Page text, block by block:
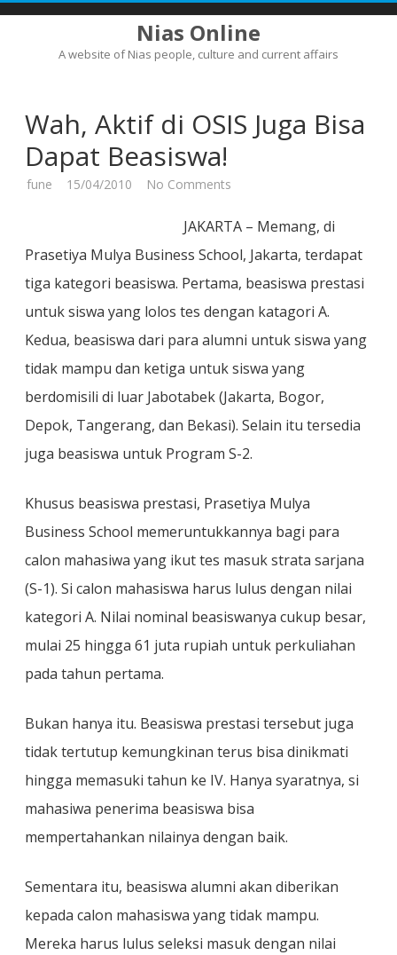
Nias Online
A website of Nias people, culture and current affairs
Wah, Aktif di OSIS Juga Bisa
Dapat Beasiswa!
fune 15/04/2010 No Comments
di
OSIS
Juga
Bisa
Beasiswa!
JAKARTA – Memang, di
Prasetiya Mulya Business School, Jakarta, terdapat
tiga kategori beasiswa. Pertama, beasiswa prestasi
untuk siswa yang lolos tes dengan katagori A.
Kedua, beasiswa dari para alumni untuk siswa yang
tidak mampu dan ketiga untuk siswa yang
berdomisili di luar Jabotabek (Jakarta, Bogor,
Depok, Tangerang, dan Bekasi). Selain itu tersedia
juga beasiswa untuk Program S-2.
Khusus beasiswa prestasi, Prasetiya Mulya
Business School memeruntukkannya bagi para
calon mahasiwa yang ikut tes masuk strata sarjana
(S-1). Si calon mahasiswa harus lulus dengan nilai
kategori A. Nilai nominal beasiswanya cukup besar,
mulai 25 hingga 61 juta rupiah untuk perkuliahan
pada tahun pertama.
Bukan hanya itu. Beasiswa prestasi tersebut juga
tidak tertutup kemungkinan terus bisa dinikmati
hingga memasuki tahun ke IV. Hanya syaratnya, si
mahasiwa penerima beasiswa bisa
mempertahankan nilainya dengan baik.
Sementara itu, beasiswa alumni akan diberikan
kepada calon mahasiswa yang tidak mampu.
Mereka harus lulus seleksi masuk dengan nilai